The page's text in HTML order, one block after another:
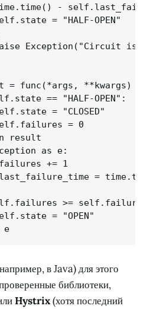
-
= "HALF-OPEN"
Exception("Circuit is
= func(*args, **kwargs)
== "HALF-OPEN":
= "CLOSED"
= 0
result
as e:
+= 1
=
>=
= "OPEN"
в Java) для этого
библиотеки,
Hystrix(хотя последний